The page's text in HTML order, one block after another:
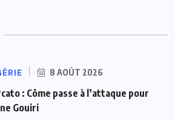
8 AOÛT 2026
: Côme passe à l’attaque pour
Gouiri